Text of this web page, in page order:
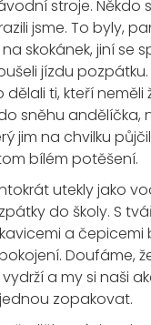
stroje. Někdo
jsme. To byly,
skokánek, jiní se
jízdu
dělali ti, kteří neměli
sněhu andělíčka,
jim na chvilku
bílém potěšení.
utekly jako
do školy. S
a čepicemi
Doufáme,
a my si naši
zopakovat.